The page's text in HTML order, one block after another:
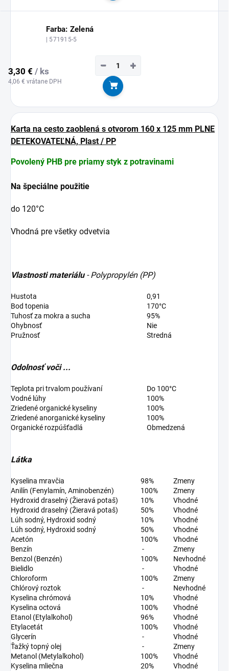
Farba: Zelená
| 571915-5
3,30 € / ks
4,06 € vrátane DPH
+
−
Do košíka
Karta na cesto zaoblená s otvorom 160 x 125 mm PLNE
DETEKOVATEĽNÁ, Plast / PP
Povolený PHB pre priamy styk z potravinami
Na špeciálne použitie
do 120°C
Vhodná pre všetky odvetvia
Vlastnosti materiálu- Polypropylén (PP)
Hustota
0,91
Bod topenia
170°C
Tuhosť za mokra a sucha
95%
Ohybnosť
Nie
Pružnosť
Stredná
Odolnosť voči ...
Teplota pri trvalom používaní
Do 100°C
Vodné lúhy
100%
Zriedené organické kyseliny
100%
Zriedené anorganické kyseliny
100%
Organické rozpúšťadlá
Obmedzená
Látka
Kyselina mravčia 98%
Zmeny
Anilín (Fenylamín, Aminobenzén)
100%
Zmeny
Hydroxid draselný (Žieravá potaš)
10%
Vhodné
Hydroxid draselný (Žieravá potaš)
50%
Vhodné
Lúh sodný, Hydroxid sodný
10%
Vhodné
Lúh sodný, Hydroxid sodný
50%
Vhodné
Acetón
100%
Vhodné
Benzín
-
Zmeny
Benzol (Benzén)
100%
Nevhodné
Bielidlo
-
Vhodné
Chloroform
100%
Zmeny
Chlórový roztok
-
Nevhodné
Kyselina chrómová
10%
Vhodné
Kyselina octová
100%
Vhodné
Etanol (Etylalkohol)
96%
Vhodné
Etylacetát
100%
Vhodné
Glycerín
-
Vhodné
Ťažký topný olej
-
Zmeny
Metanol (Metylalkohol)
100%
Vhodné
Kyselina mliečna
20%
Vhodné